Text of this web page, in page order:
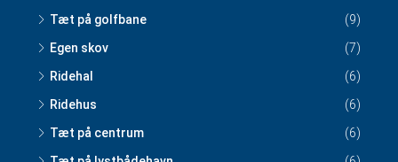
Tæt på golfbane
(9)
Egen skov
(7)
Ridehal
(6)
Ridehus
(6)
Tæt på centrum
(6)